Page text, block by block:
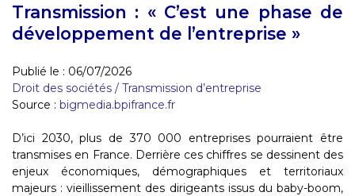
Transmission : « C’est une phase de
développement de l’entreprise »
Publié le : 06/07/2026
Droit des sociétés / Transmission d’entreprise
Source : bigmedia.bpifrance.fr
D’ici 2030, plus de 370 000 entreprises pourraient être
transmises en France. Derrière ces chiffres se dessinent des
enjeux économiques, démographiques et territoriaux
majeurs : vieillissement des dirigeants issus du baby-boom,